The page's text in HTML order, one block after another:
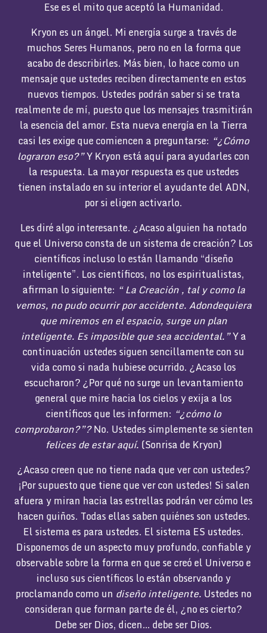
Ese es el mito que aceptó la Humanidad.
Kryon es un ángel. Mi energía surge a través de
muchos Seres Humanos, pero no en la forma que
acabo de describirles. Más bien, lo hace como un
mensaje que ustedes reciben directamente en estos
nuevos tiempos. Ustedes podrán saber si se trata
realmente de mí, puesto que los mensajes trasmitirán
la esencia del amor. Esta nueva energía en la Tierra
casi les exige que comiencen a preguntarse: “¿Cómo
lograron eso?”Y Kryon está aquí para ayudarles con
la respuesta. La mayor respuesta es que ustedes
tienen instalado en su interior el ayudante del ADN,
por si eligen activarlo.
Les diré algo interesante. ¿Acaso alguien ha notado
que el Universo consta de un sistema de creación? Los
científicos incluso lo están llamando “diseño
inteligente”. Los científicos, no los espiritualistas,
afirman lo siguiente: “La Creación, tal y como la
vemos, no pudo ocurrir por accidente. Adondequiera
que miremos en el espacio, surge un plan
inteligente. Es imposible que sea accidental.”Y a
continuación ustedes siguen sencillamente con su
vida como si nada hubiese ocurrido. ¿Acaso los
escucharon? ¿Por qué no surge un levantamiento
general que mire hacia los cielos y exija a los
científicos que les informen: “¿cómo lo
comprobaron?”?No. Ustedes simplemente se sienten
felices de estar aquí. (Sonrisa de Kryon)
¿Acaso creen que no tiene nada que ver con ustedes?
¡Por supuesto que tiene que ver con ustedes! Si salen
afuera y miran hacia las estrellas podrán ver cómo les
hacen guiños. Todas ellas saben quiénes son ustedes.
El sistema es para ustedes. El sistema ES ustedes.
Disponemos de un aspecto muy profundo, confiable y
observable sobre la forma en que se creó el Universo e
incluso sus científicos lo están observando y
proclamando como un diseño inteligente. Ustedes no
consideran que forman parte de él, ¿no es cierto?
Debe ser Dios, dicen… debe ser Dios.